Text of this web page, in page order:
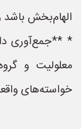
الهام‌بخش باشد
* **جمع‌آوری
معلولیت و
خواسته‌های